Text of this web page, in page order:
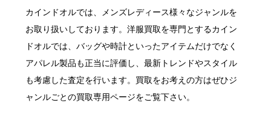
カインドオルでは、メンズレディース様々なジャンルを
お取り扱いしております。洋服買取を専門とするカイン
ドオルでは、バッグや時計といったアイテムだけでなく
アパレル製品も正当に評価し、最新トレンドやスタイル
も考慮した査定を行います。 買取をお考えの方はぜひジ
ャンルごとの買取専用ページをご覧下さい。